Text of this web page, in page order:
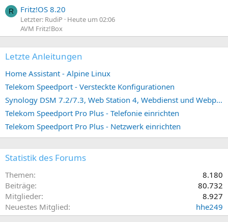
R Fritz!OS 8.20
Letzter: RudiP
Heute um 02:06
AVM Fritz!Box
Letzte Anleitungen
Home Assistant - Alpine Linux
Telekom Speedport - Versteckte Konfigurationen
Synology DSM 7.2/7.3, Web Station 4, Webdienst und Webportal erstellen (ehemals vHost)
Telekom Speedport Pro Plus - Telefonie einrichten
Telekom Speedport Pro Plus - Netzwerk einrichten
Statistik des Forums
Themen
8.180
Beiträge
80.732
Mitglieder
8.927
Neuestes Mitglied
hhe249